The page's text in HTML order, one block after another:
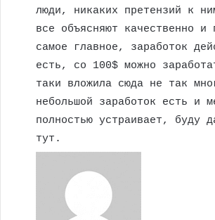
люди, никаких претензий к
все объясняют качественно
самое главное, заработок
есть, со 100$ можно
таки вложила сюда не так
небольшой заработок есть и
полностью устраивает, буду
тут.